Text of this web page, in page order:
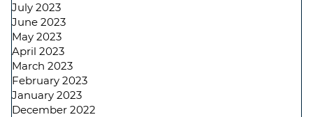
July 2023
June 2023
May 2023
April 2023
March 2023
February 2023
January 2023
December 2022